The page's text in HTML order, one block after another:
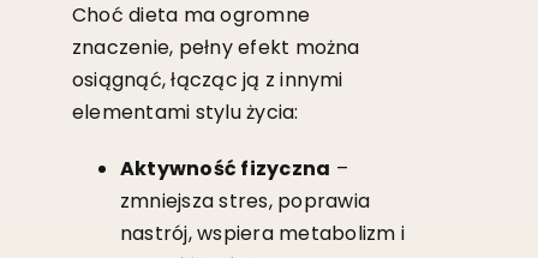
Choć dieta ma ogromne
znaczenie, pełny efekt można
osiągnąć, łącząc ją z innymi
elementami stylu życia:
Aktywność fizyczna –
zmniejsza stres, poprawia
nastrój, wspiera metabolizm i